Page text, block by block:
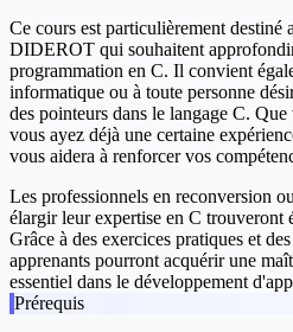
Ce cours est particulièrement
DIDEROT qui souhaitent
programmation en C. Il convient
informatique ou à toute personne
des pointeurs dans le langage C.
vous ayez déjà une certaine
vous aidera à renforcer vos
Les professionnels en reconversion
élargir leur expertise en C trouveront
Grâce à des exercices pratiques et
apprenants pourront acquérir une
essentiel dans le développement
Prérequis